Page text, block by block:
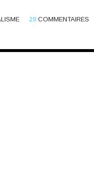
29 COMMENTAIRES